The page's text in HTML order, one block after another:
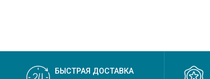
БЫСТРАЯ ДОСТАВКА